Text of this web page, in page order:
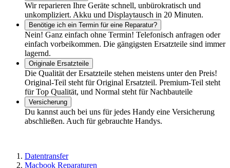
Wir reparieren Ihre Geräte schnell, unbürokratisch und
unkompliziert. Akku und Displaytausch in 20 Minuten.
Benötige ich ein Termin für eine Reparatur?
Nein! Ganz einfach ohne Termin! Telefonisch anfragen oder
einfach vorbeikommen. Die gängigsten Ersatzteile sind immer
lagernd.
Originale Ersatzteile
Die Qualität der Ersatzteile stehen meistens unter den Preis!
Original-Teil steht für Original Ersatzteil. Premium-Teil steht
für Top Qualität, und Normal steht für Nachbauteile
Versicherung
Du kannst auch bei uns für jedes Handy eine Versicherung
abschließen. Auch für gebrauchte Handys.
Datentransfer
Macbook Reparaturen